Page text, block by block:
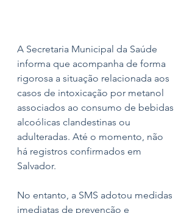
A Secretaria Municipal da Saúde
informa que acompanha de forma
rigorosa a situação relacionada aos
casos de intoxicação por metanol
associados ao consumo de bebidas
alcoólicas clandestinas ou
adulteradas. Até o momento, não
há registros confirmados em
Salvador.
No entanto, a SMS adotou medidas
imediatas de prevenção e